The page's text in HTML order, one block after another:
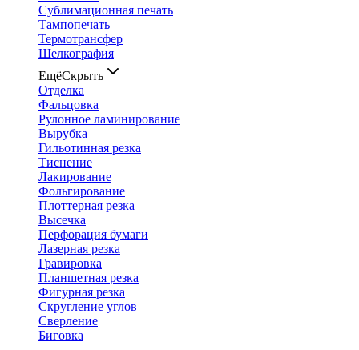
Сублимационная печать
Тампопечать
Термотрансфер
Шелкография
ЕщёСкрыть
Отделка
Фальцовка
Рулонное ламинирование
Вырубка
Гильотинная резка
Тиснение
Лакирование
Фольгирование
Плоттерная резка
Высечка
Перфорация бумаги
Лазерная резка
Гравировка
Планшетная резка
Фигурная резка
Скругление углов
Сверление
Биговка